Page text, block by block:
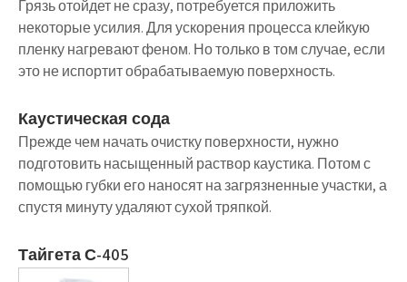
Грязь отойдет не сразу, потребуется приложить
некоторые усилия. Для ускорения процесса клейкую
пленку нагревают феном. Но только в том случае, если
это не испортит обрабатываемую поверхность.
Каустическая сода
Прежде чем начать очистку поверхности, нужно
подготовить насыщенный раствор каустика. Потом с
помощью губки его наносят на загрязненные участки, а
спустя минуту удаляют сухой тряпкой.
Тайгета С-405